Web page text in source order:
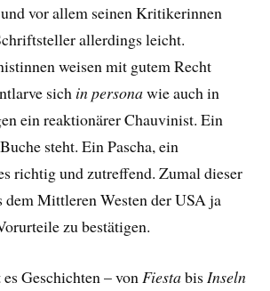
vor allem seinen Kritikerinnen
allerdings leicht.
weisen mit gutem Recht
sich in personawie auch in
ein reaktionärer Chauvinist. Ein
steht. Ein Pascha, ein
richtig und zutreffend. Zumal dieser
dem Mittleren Westen der USA ja
zu bestätigen.
Geschichten – von Fiestabis Inseln